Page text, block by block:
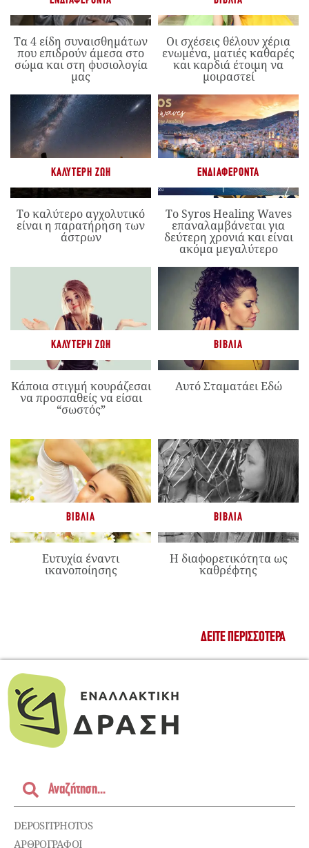
Τα 4 είδη συναισθημάτων
που επιδρούν άμεσα στο
σώμα και στη φυσιολογία
μας
Οι σχέσεις θέλουν χέρια
ενωμένα, ματιές καθαρές
και καρδιά έτοιμη να
μοιραστεί
ΚΑΛΎΤΕΡΗ ΖΩΉ
Το καλύτερο αγχολυτικό
είναι η παρατήρηση των
άστρων
ΕΝΔΙΑΦΈΡΟΝΤΑ
Το Syros Healing Waves
επαναλαμβάνεται για
δεύτερη χρονιά και είναι
ακόμα μεγαλύτερο
ΚΑΛΎΤΕΡΗ ΖΩΉ
Κάποια στιγμή κουράζεσαι
να προσπαθείς να είσαι
“σωστός”
ΒΙΒΛΊΑ
Αυτό Σταματάει Εδώ
ΒΙΒΛΊΑ
Ευτυχία έναντι
ικανοποίησης
ΒΙΒΛΊΑ
Η διαφορετικότητα ως
καθρέφτης
ΔΕΊΤΕ ΠΕΡΙΣΣΌΤΕΡΑ
DEPOSITPHOTOS
ΑΡΘΡΟΓΡΑΦΟΙ